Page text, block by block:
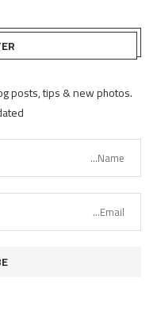
posts, tips & new photos.